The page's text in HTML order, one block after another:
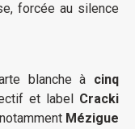
forcée au silence
blanche à cinq
et label Cracki
Mézigue